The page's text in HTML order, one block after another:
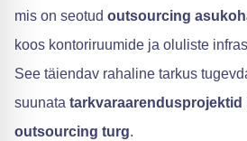
mis on seotud outsourcing
koos kontoriruumide ja oluliste
See täiendav rahaline tarkus
suunata tarkvaraarendusprojektid
outsourcing turg.